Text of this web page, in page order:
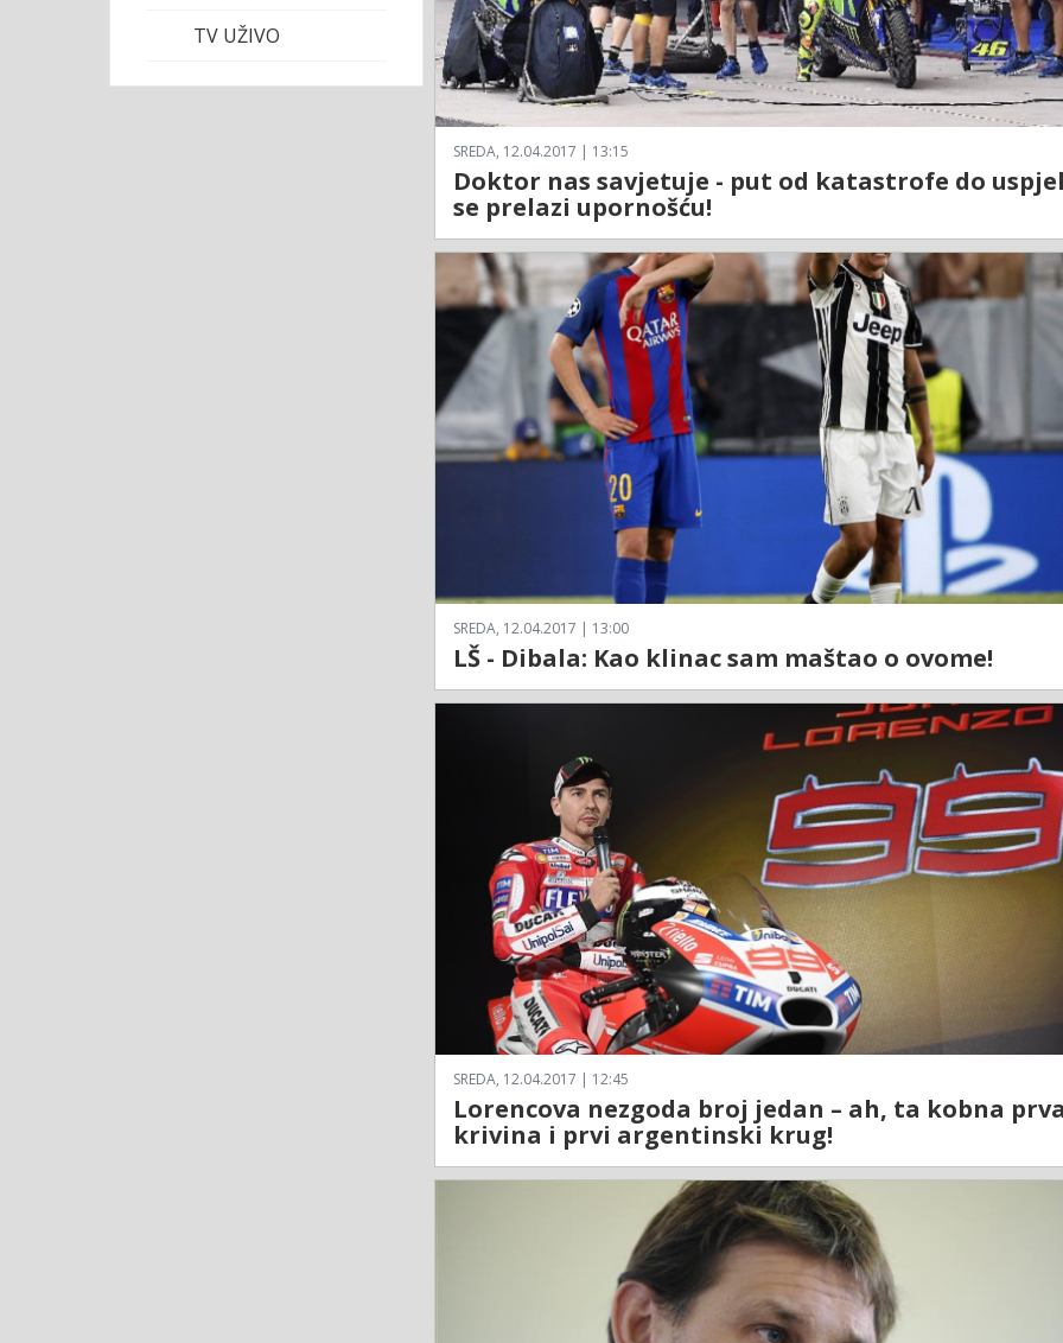
TV UŽIVO
SREDA, 12.04.2017 | 13:15
Doktor nas savjetuje - put od katastrofe do
se prelazi upornošću!
SREDA, 12.04.2017 | 13:00
LŠ - Dibala: Kao klinac sam maštao o ovome!
SREDA, 12.04.2017 | 12:45
Lorencova nezgoda broj jedan – ah, ta kobna
krivina i prvi argentinski krug!